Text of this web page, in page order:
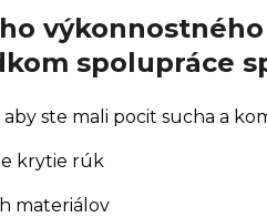
spolupráce
ste mali pocit sucha a
krytie rúk
materiálov